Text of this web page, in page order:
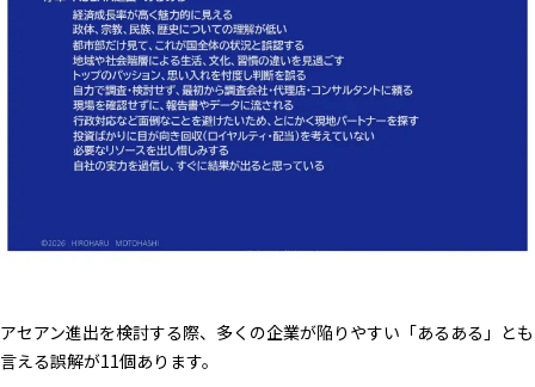
アセアン進出を検討する際、多くの企業が陥りやすい「あるある」とも
言える誤解が11個あります。